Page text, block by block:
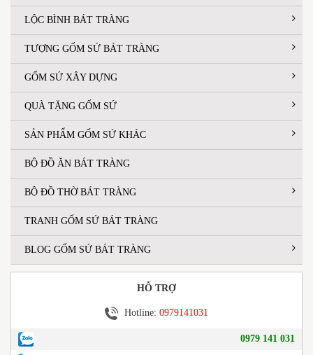
LỘC BÌNH BÁT TRÀNG
TƯỢNG GỐM SỨ BÁT TRÀNG
GỐM SỨ XÂY DỰNG
QUÀ TẶNG GỐM SỨ
SẢN PHẨM GỐM SỨ KHÁC
BỘ ĐỒ ĂN BÁT TRÀNG
BỘ ĐỒ THỜ BÁT TRÀNG
TRANH GỐM SỨ BÁT TRÀNG
BLOG GỐM SỨ BÁT TRÀNG
HỖ TRỢ
Hotline: 0979141031
0979 141 031